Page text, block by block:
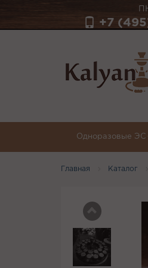
+7
Одноразовые ЭС
Главная Каталог